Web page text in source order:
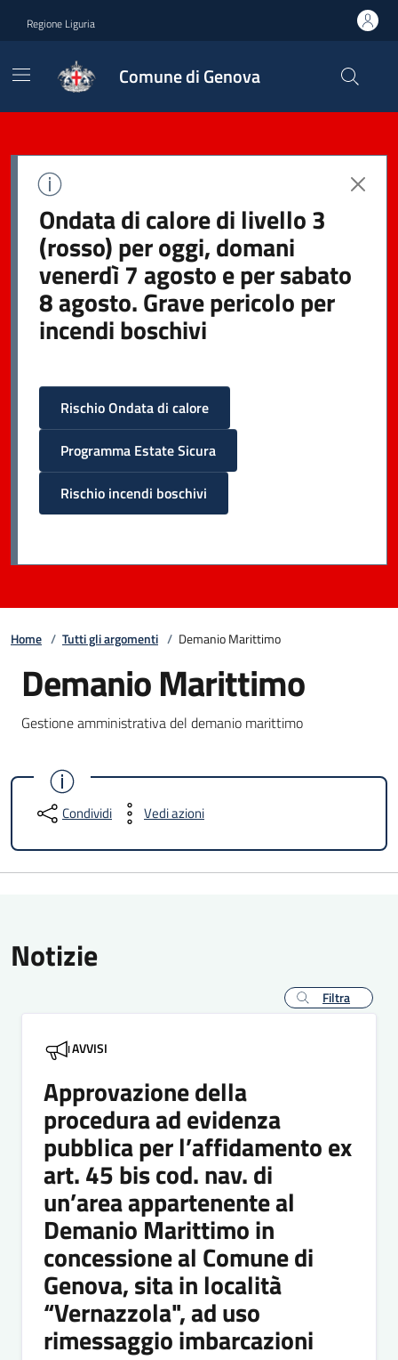
Regione Liguria
Comune di Genova
Ondata di calore di livello 3
(rosso) per oggi, domani
venerdì 7 agosto e per sabato
8 agosto. Grave pericolo per
incendi boschivi
Rischio Ondata di calore
Programma Estate Sicura
Rischio incendi boschivi
Home / Tutti gli argomenti / Demanio Marittimo
Demanio Marittimo
Gestione amministrativa del demanio marittimo
Condividi Vedi azioni
Notizie
Filtra
AVVISI
Approvazione della
procedura ad evidenza
pubblica per l’affidamento ex
art. 45 bis cod. nav. di
un’area appartenente al
Demanio Marittimo in
concessione al Comune di
Genova, sita in località
“Vernazzola", ad uso
rimessaggio imbarcazioni